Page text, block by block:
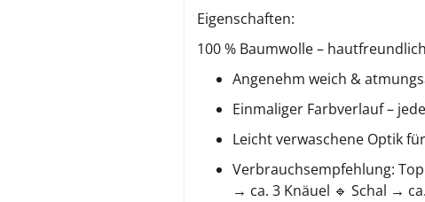
Eigenschaften:
100 % Baumwolle –
Angenehm weich &
Einmaliger Farbverlauf –
Leicht verwaschene Optik
Verbrauchsempfehlung:
→ ca. 3 Knäuel 🔹 Schal →